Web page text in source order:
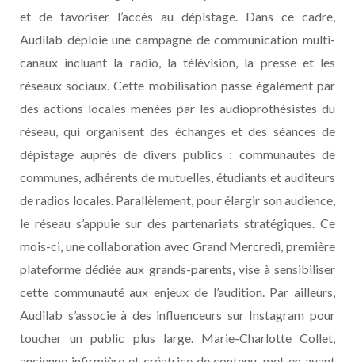
et de favoriser l’accès au dépistage. Dans ce cadre,
Audilab déploie une campagne de communication multi-
canaux incluant la radio, la télévision, la presse et les
réseaux sociaux. Cette mobilisation passe également par
des actions locales menées par les audioprothésistes du
réseau, qui organisent des échanges et des séances de
dépistage auprès de divers publics : communautés de
communes, adhérents de mutuelles, étudiants et auditeurs
de radios locales. Parallèlement, pour élargir son audience,
le réseau s’appuie sur des partenariats stratégiques. Ce
mois-ci, une collaboration avec Grand Mercredi, première
plateforme dédiée aux grands-parents, vise à sensibiliser
cette communauté aux enjeux de l’audition. Par ailleurs,
Audilab s’associe à des influenceurs sur Instagram pour
toucher un public plus large. Marie-Charlotte Collet,